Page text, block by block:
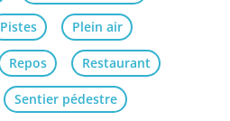
Pistes Plein air
Repos Restaurant
Sentier pédestre